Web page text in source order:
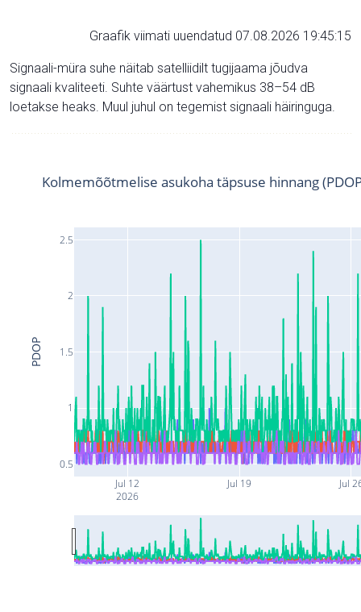
Graafik viimati uuendatud 07.08.2026 19:45:15
Signaali-müra suhe näitab satelliidilt tugijaama jõudva
signaali kvaliteeti. Suhte väärtust vahemikus 38–54 dB
loetakse heaks. Muul juhul on tegemist signaali häiringuga.
Jul 12
2026
Jul 19 Jul
0.5
1
1.5
2
2.5
Kolmemõõtmelise asukoha täpsuse hinnang
PDOP